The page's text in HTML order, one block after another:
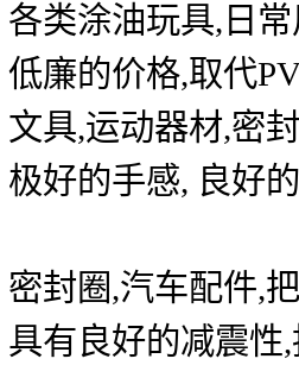
涂油玩具,日常
的价格,取代
,运动器材,密封
的手感, 良好的
圈,汽车配件,把
良好的减震性,